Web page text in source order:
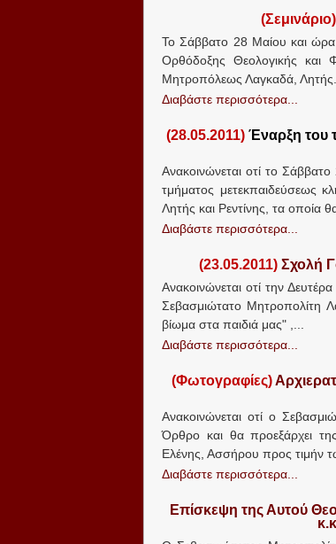
(Σεμινάριο)
Το Σάββατο 28 Μαίου και
Ορθόδοξης Θεολογικής και
Μητροπόλεως Λαγκαδά, Λητής...
Διαβάστε περισσότερα...
(28.05.2011) Έναρξη του
Ανακοινώνεται οτί το
τμήματος μετεκπαιδεύσεως
Λητής και Ρεντίνης, τα οποία
Διαβάστε περισσότερα...
(23.05.2011) Σχολή
Ανακοινώνεται οτί την
Σεβασμιώτατο Μητροπολίτη
βίωμα στα παιδιά μας" ,...
Διαβάστε περισσότερα...
(Φωτογραφίες)
Ανακοινώνεται οτί ο
Όρθρο και θα προεξάρχει
Ελένης, Ασσήρου προς τιμήν
Διαβάστε περισσότερα...
Επίσκεψη της Αυτού